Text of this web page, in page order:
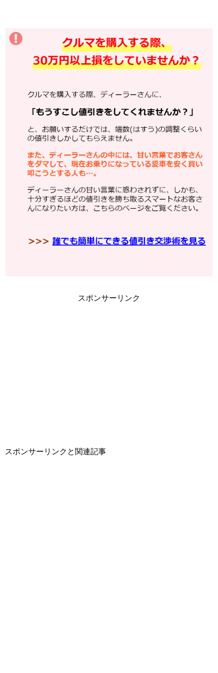
スポンサーリンク
スポンサーリンクと関連記事